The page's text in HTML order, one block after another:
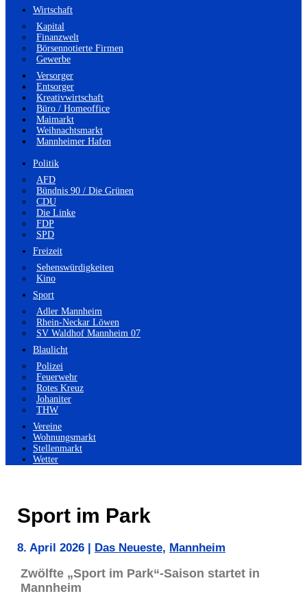
Wirtschaft
Kapital
Finanzwelt
Börsennotierte Firmen
Gewerbe
Versorger
Entsorger
Kreativwirtschaft
Büro / Homeoffice
Maimarkt
Weihnachtsmarkt
Mannheimer Hafen
Politik
AFD
Bündnis 90 / Die Grünen
CDU
Die Linke
FDP
SPD
Freizeit
Sehenswürdigkeiten
Kino
Sport
Adler Mannheim
Rhein-Neckar Löwen
SV Waldhof Mannheim 07
Blaulicht
Polizei
Feuerwehr
Rotes Kreuz
Johaniter
THW
Vereine
Wohnungsmarkt
Stellenmarkt
Wetter
Sport im Park
8. April 2026 Das Neueste, Mannheim
Zwölfte „Sport im Park“-Saison startet in
Mannheim